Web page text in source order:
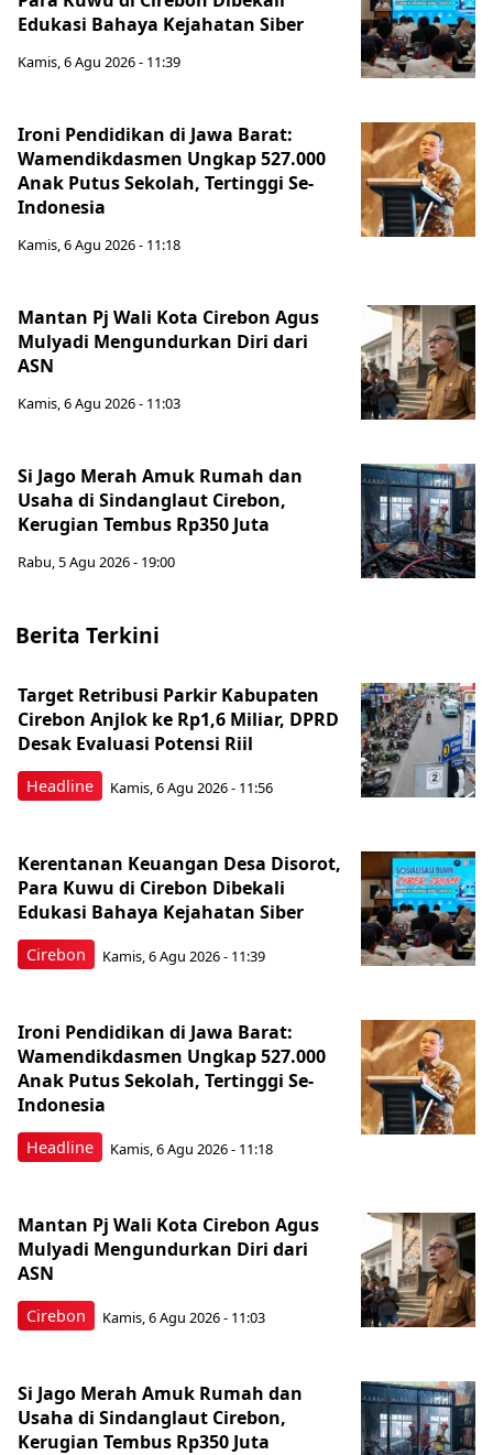
Edukasi Bahaya Kejahatan Siber
Kamis, 6 Agu 2026 - 11:39
Ironi Pendidikan di Jawa Barat:
Wamendikdasmen Ungkap 527.000
Anak Putus Sekolah, Tertinggi Se-
Indonesia
Kamis, 6 Agu 2026 - 11:18
Mantan Pj Wali Kota Cirebon Agus
Mulyadi Mengundurkan Diri dari
ASN
Kamis, 6 Agu 2026 - 11:03
Si Jago Merah Amuk Rumah dan
Usaha di Sindanglaut Cirebon,
Kerugian Tembus Rp350 Juta
Rabu, 5 Agu 2026 - 19:00
Berita Terkini
Headline
Target Retribusi Parkir Kabupaten
Cirebon Anjlok ke Rp1,6 Miliar, DPRD
Desak Evaluasi Potensi Riil
Kamis, 6 Agu 2026 - 11:56
Cirebon
Kerentanan Keuangan Desa Disorot,
Para Kuwu di Cirebon Dibekali
Edukasi Bahaya Kejahatan Siber
Kamis, 6 Agu 2026 - 11:39
Headline
Ironi Pendidikan di Jawa Barat:
Wamendikdasmen Ungkap 527.000
Anak Putus Sekolah, Tertinggi Se-
Indonesia
Kamis, 6 Agu 2026 - 11:18
Cirebon
Mantan Pj Wali Kota Cirebon Agus
Mulyadi Mengundurkan Diri dari
ASN
Kamis, 6 Agu 2026 - 11:03
Si Jago Merah Amuk Rumah dan
Usaha di Sindanglaut Cirebon,
Kerugian Tembus Rp350 Juta